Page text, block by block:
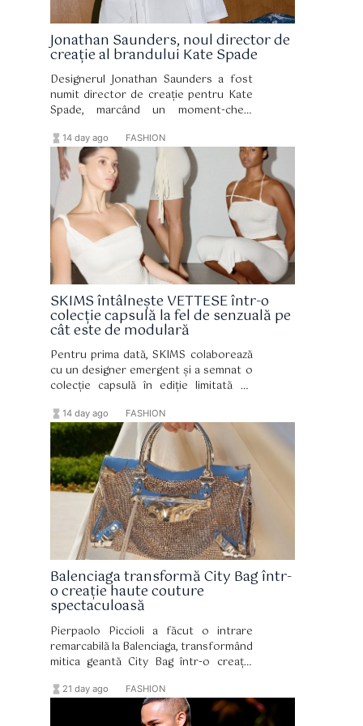
Jonathan Saunders, noul director de
creație al brandului Kate Spade
Designerul Jonathan Saunders a fost
numit director de creație pentru Kate
Spade, marcând un moment-cheie
funcționat în ultimii cinci ani fără o
persoană anume în acest post.
hourglass_full 14 day ago FASHION
SKIMS întâlnește VETTESE într-o
colecție capsulă la fel de senzuală pe
cât este de modulară
Pentru prima dată, SKIMS colaborează
cu un designer emergent și a semnat o
colecție capsulă în ediție limitată cu
adevărat domeniu de expresie.
hourglass_full 14 day ago FASHION
Balenciaga transformă City Bag într-
o creație haute couture
spectaculoasă
Pierpaolo Piccioli a făcut o intrare
remarcabilă la Balenciaga, transformând
mitica geantă City Bag într-o creație
hourglass_full 21 day ago FASHION